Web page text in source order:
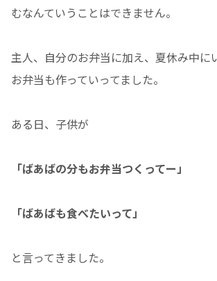
むなんていうことはできません。
主人、自分のお弁当に加え、夏休み中に
お弁当も作っていってました。
ある日、子供が
「ばあばの分もお弁当つくってー」
「ばあばも食べたいって」
と言ってきました。